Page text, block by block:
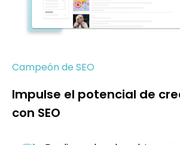
Campeón de SEO
Impulse el potencial de
con SEO